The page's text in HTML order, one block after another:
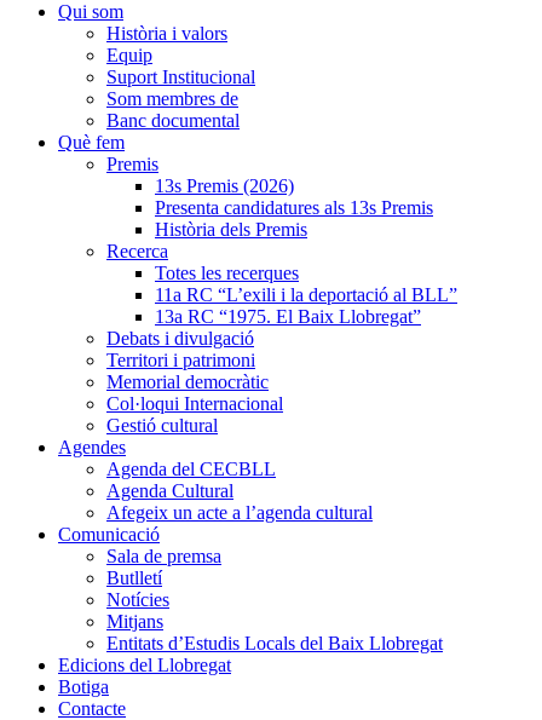
Qui som
Història i valors
Equip
Suport Institucional
Som membres de
Banc documental
Què fem
Premis
13s Premis (2026)
Presenta candidatures als 13s Premis
Història dels Premis
Recerca
Totes les recerques
11a RC “L’exili i la deportació al BLL”
13a RC “1975. El Baix Llobregat”
Debats i divulgació
Territori i patrimoni
Memorial democràtic
Col·loqui Internacional
Gestió cultural
Agendes
Agenda del CECBLL
Agenda Cultural
Afegeix un acte a l’agenda cultural
Comunicació
Sala de premsa
Butlletí
Notícies
Mitjans
Entitats d’Estudis Locals del Baix Llobregat
Edicions del Llobregat
Botiga
Contacte